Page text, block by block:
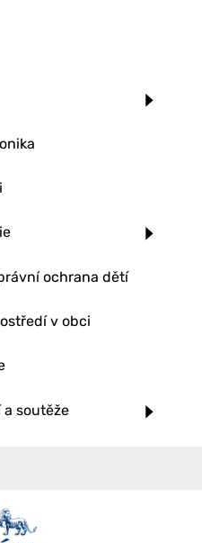
ochrana dětí
v obci
a soutěže